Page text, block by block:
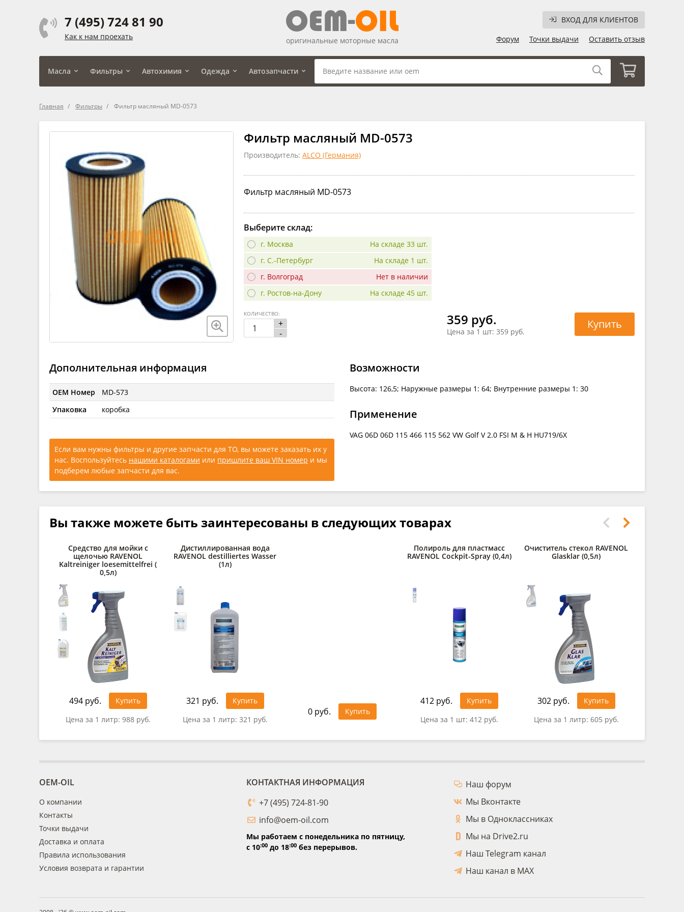
7 (495) 724 81 90
Как к нам проехать
ВХОД ДЛЯ КЛИЕНТОВ
Форум
Точки выдачи Оставить отзыв
оригинальные моторные масла
Масла Фильтры Автохимия Одежда Автозапчасти
Главная Фильтры Фильтр масляный MD-0573
Фильтр масляный MD-0573
Производитель: ALCO (Германия)
Фильтр масляный MD-0573
Выберите склад:
г. Москва
На складе 33 шт.
г. С.-Петербург
На складе 1 шт.
г. Волгоград
Нет в наличии
г. Ростов-на-Дону
На складе 45 шт.
359 руб.
Цена за 1 шт: 359 руб.
+
-
КОЛИЧЕСТВО:
Купить
Дополнительная информация
OEM Номер
MD-573
Упаковка
коробка
Если вам нужны фильтры и другие запчасти для ТО, вы можете заказать их у
нас. Воспользуйтесь нашими каталогами или пришлите ваш VIN номер и мы
подберем любые запчасти для вас.
Возможности
Высота: 126,5; Наружные размеры 1: 64; Внутренние размеры 1: 30
Применение
VAG 06D 06D 115 466 115 562 VW Golf V 2.0 FSI M & H HU719/6X
Вы также можете быть заинтересованы в следующих товарах
Средство для мойки с
щелочью RAVENOL
Kaltreiniger loesemittelfrei (
0,5л)
494 руб.
Купить
Цена за 1 литр: 988 руб.
Дистиллированная вода
RAVENOL destilliertes Wasser
(1л)
321 руб.
Купить
Цена за 1 литр: 321 руб.
0 руб. Купить
Полироль для пластмасс
RAVENOL Cockpit-Spray (0,4л)
412 руб.
Купить
Цена за 1 шт: 412 руб.
Очиститель стекол RAVENOL
Glasklar (0,5л)
302 руб.
Купить
Цена за 1 литр: 605 руб.
OEM-OIL
О компании
Контакты
Точки выдачи
Доставка и оплата
Правила использования
Условия возврата и гарантии
КОНТАКТНАЯ ИНФОРМАЦИЯ
+7 (495) 724-81-90
info@oem-oil.com
Мы работаем с понедельника по пятницу,
с 10:00до 18:00без перерывов.
Наш форум
Мы Вконтакте
Мы в Одноклассниках
Мы на Drive2.ru
Наш Telegram канал
Наш канал в MAX